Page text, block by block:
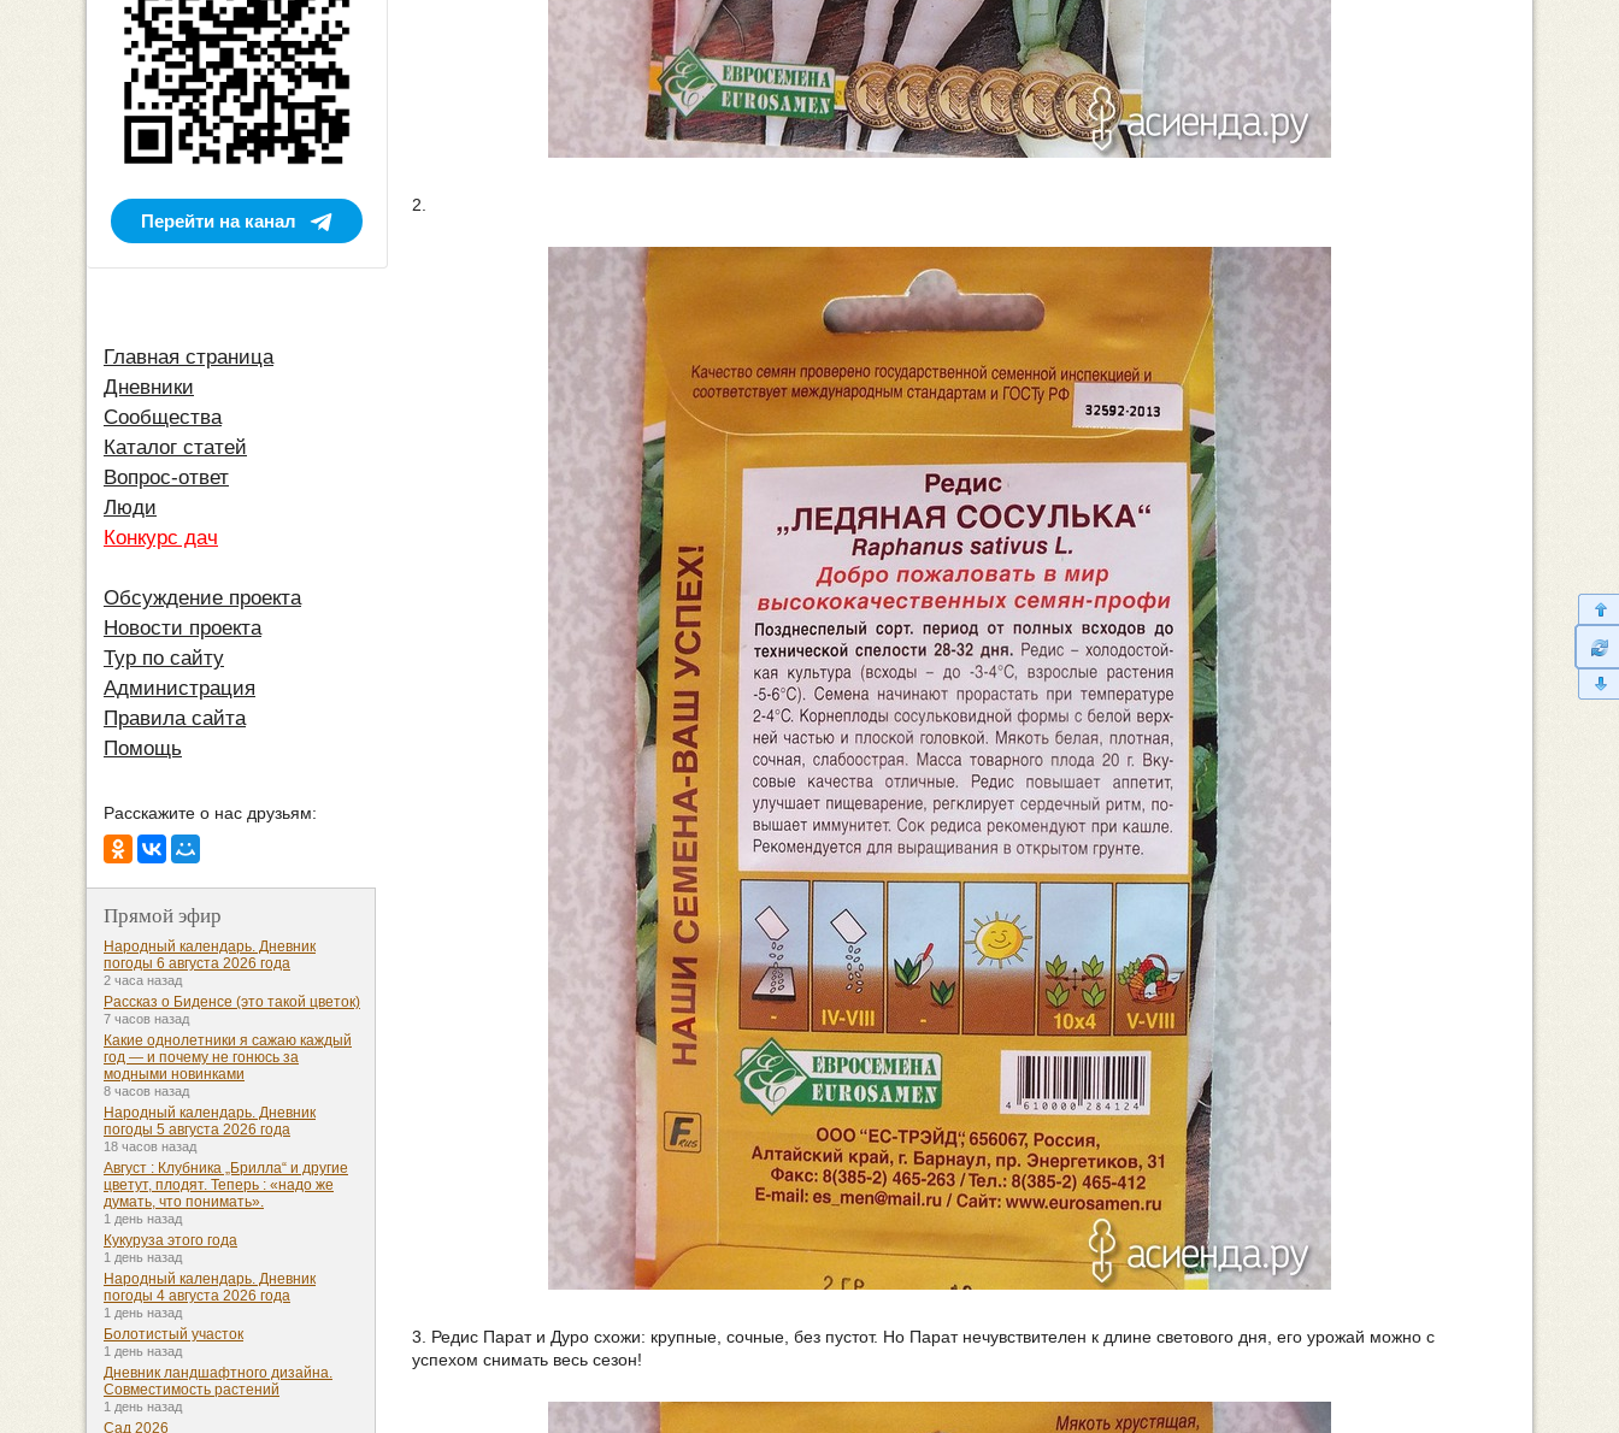
2.
3. Редис Парат и Дуро схожи: крупные, сочные, без пустот. Но Парат нечувствителен к длине светового дня, его урожай можно с
успехом снимать весь сезон!
Перейти на канал
Главная страница
Дневники
Сообщества
Каталог статей
Вопрос-ответ
Люди
Конкурс дач
Обсуждение проекта
Новости проекта
Тур по сайту
Администрация
Правила сайта
Помощь
Расскажите о нас друзьям:
Прямой эфир
Народный календарь. Дневник
погоды 6 августа 2026 года
2 часа назад
Рассказ о Биденсе (это такой цветок)
7 часов назад
Какие однолетники я сажаю каждый
год — и почему не гонюсь за
модными новинками
8 часов назад
Народный календарь. Дневник
погоды 5 августа 2026 года
18 часов назад
Август : Клубника „Брилла“ и другие
цветут, плодят. Теперь : «надо же
думать, что понимать».
1 день назад
Кукуруза этого года
1 день назад
Народный календарь. Дневник
погоды 4 августа 2026 года
1 день назад
Болотистый участок
1 день назад
Дневник ландшафтного дизайна.
Совместимость растений
1 день назад
Сад 2026